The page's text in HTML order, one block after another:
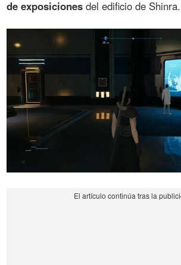
de exposiciones del edificio de Shinra.